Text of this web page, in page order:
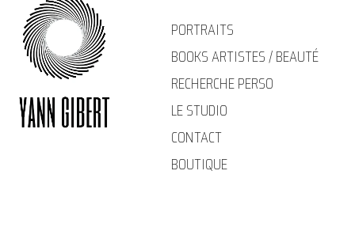
contenu
PORTRAITS
BOOKS ARTISTES / BEAUTÉ
RECHERCHE PERSO
LE STUDIO
CONTACT
BOUTIQUE